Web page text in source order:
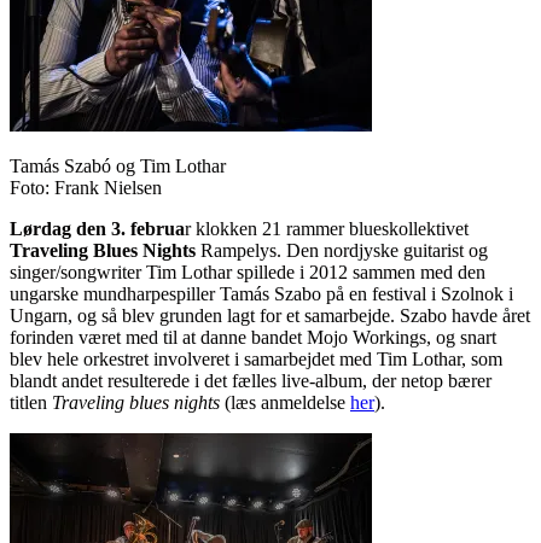
Tamás Szabó og Tim Lothar
Foto: Frank Nielsen
Lørdag den 3. februar klokken 21 rammer blueskollektivet
Traveling Blues Nights Rampelys. Den nordjyske guitarist og
singer/songwriter Tim Lothar spillede i 2012 sammen med den
ungarske mundharpespiller Tamás Szabo på en festival i Szolnok i
Ungarn, og så blev grunden lagt for et samarbejde. Szabo havde året
forinden været med til at danne bandet Mojo Workings, og snart
blev hele orkestret involveret i samarbejdet med Tim Lothar, som
blandt andet resulterede i det fælles live-album, der netop bærer
titlen Traveling blues nights (læs anmeldelse her).